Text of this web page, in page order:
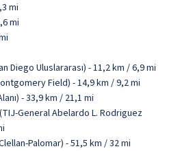
mi
mi
Diego Uluslararası) - 11,2 km / 6,9 mi
Field) - 14,9 km / 9,2 mi
- 33,9 km / 21,1 mi
General Abelardo L. Rodriguez
Palomar) - 51,5 km / 32 mi